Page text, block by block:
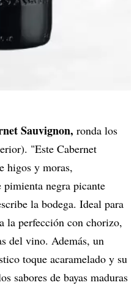
Sauvignon, ronda los
"Este Cabernet
higos y moras,
pimienta negra picante
la bodega. Ideal para
la perfección con chorizo,
del vino. Además, un
toque acaramelado y su
sabores de bayas maduras